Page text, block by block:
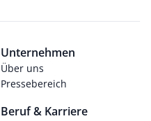
Unternehmen
Über uns
Pressebereich
Beruf & Karriere